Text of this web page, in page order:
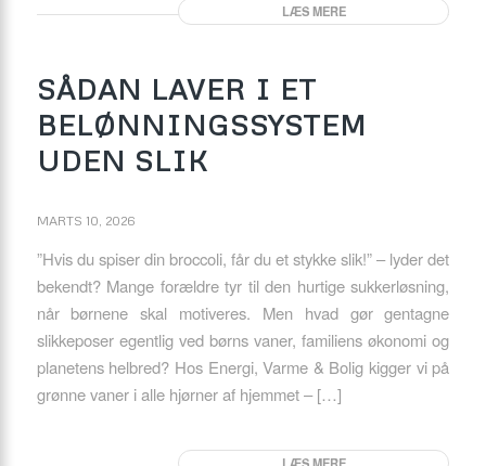
LÆS MERE
SÅDAN LAVER I ET
BELØNNINGSSYSTEM
UDEN SLIK
MARTS 10, 2026
”Hvis du spiser din broccoli, får du et stykke slik!” – lyder det
bekendt? Mange forældre tyr til den hurtige sukkerløsning,
når børnene skal motiveres. Men hvad gør gentagne
slikkeposer egentlig ved børns vaner, familiens økonomi og
planetens helbred? Hos Energi, Varme & Bolig kigger vi på
grønne vaner i alle hjørner af hjemmet – […]
LÆS MERE